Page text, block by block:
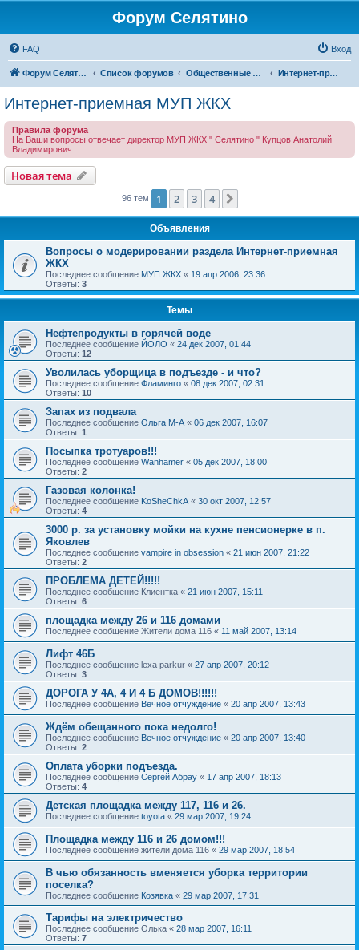
Форум Селятино
FAQ Вход
Форум Селятино Список форумов Общественные интернет-приемные Интернет-приемная МУП ЖКХ
Интернет-приемная МУП ЖКХ
Правила форума
На Ваши вопросы отвечает директор МУП ЖКХ " Селятино " Купцов Анатолий
Владимирович
Новая тема
96 тем 1 2 3 4
Объявления
Вопросы о модерировании раздела Интернет-приемная
ЖКХ
Последнее сообщение МУП ЖКХ « 19 апр 2006, 23:36
Ответы: 3
Темы
Нефтепродукты в горячей воде
Последнее сообщение ЙОЛО « 24 дек 2007, 01:44
Ответы: 12
Уволилась уборщица в подъезде - и что?
Последнее сообщение Фламинго « 08 дек 2007, 02:31
Ответы: 10
Запах из подвала
Последнее сообщение Ольга М-А « 06 дек 2007, 16:07
Ответы: 1
Посыпка тротуаров!!!
Последнее сообщение Wanhamer « 05 дек 2007, 18:00
Ответы: 2
Газовая колонка!
Последнее сообщение KoSheChkA « 30 окт 2007, 12:57
Ответы: 4
3000 р. за установку мойки на кухне пенсионерке в п.
Яковлев
Последнее сообщение vampire in obsession « 21 июн 2007, 21:22
Ответы: 2
ПРОБЛЕМА ДЕТЕЙ!!!!!
Последнее сообщение Клиентка « 21 июн 2007, 15:11
Ответы: 6
площадка между 26 и 116 домами
Последнее сообщение Жители дома 116 « 11 май 2007, 13:14
Лифт 46Б
Последнее сообщение lexa parkur « 27 апр 2007, 20:12
Ответы: 3
ДОРОГА У 4А, 4 И 4 Б ДОМОВ!!!!!!
Последнее сообщение Вечное отчуждение « 20 апр 2007, 13:43
Ждём обещанного пока недолго!
Последнее сообщение Вечное отчуждение « 20 апр 2007, 13:40
Ответы: 2
Оплата уборки подъезда.
Последнее сообщение Сергей Абрау « 17 апр 2007, 18:13
Ответы: 4
Детская площадка между 117, 116 и 26.
Последнее сообщение toyota « 29 мар 2007, 19:24
Площадка между 116 и 26 домом!!!
Последнее сообщение жители дома 116 « 29 мар 2007, 18:54
В чью обязанность вменяется уборка территории
поселка?
Последнее сообщение Козявка « 29 мар 2007, 17:31
Тарифы на электричество
Последнее сообщение Oлькa « 28 мар 2007, 16:11
Ответы: 7